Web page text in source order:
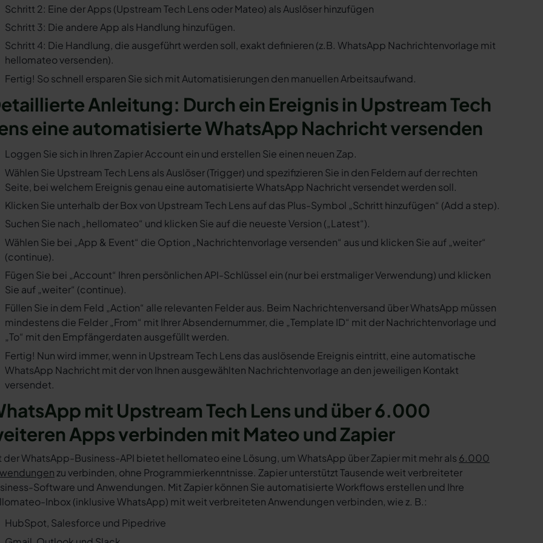
Schritt 2: Eine der Apps (Upstream Tech Lens oder Mateo) als Auslöser hinzufügen
Schritt 3: Die andere App als Handlung hinzufügen.
Schritt 4: Die Handlung, die ausgeführt werden soll, exakt definieren (z.B. WhatsApp Nachrichtenvorlage mit
hellomateo versenden).
Fertig! So schnell ersparen Sie sich mit Automatisierungen den manuellen Arbeitsaufwand.
Anleitung: Durch ein Ereignis in Upstream Tech
eine automatisierte WhatsApp Nachricht versenden
Loggen Sie sich in Ihren Zapier Account ein und erstellen Sie einen neuen Zap.
Wählen Sie Upstream Tech Lens als Auslöser (Trigger) und spezifizieren Sie in den Feldern auf der rechten
Seite, bei welchem Ereignis genau eine automatisierte WhatsApp Nachricht versendet werden soll.
Klicken Sie unterhalb der Box von Upstream Tech Lens auf das Plus-Symbol „Schritt hinzufügen“ (Add a step).
Suchen Sie nach „hellomateo“ und klicken Sie auf die neueste Version („Latest“).
Wählen Sie bei „App & Event“ die Option „Nachrichtenvorlage versenden“ aus und klicken Sie auf „weiter“
(continue).
Fügen Sie bei „Account“ Ihren persönlichen API-Schlüssel ein (nur bei erstmaliger Verwendung) und klicken
Sie auf „weiter“ (continue).
Füllen Sie in dem Feld „Action“ alle relevanten Felder aus. Beim Nachrichtenversand über WhatsApp müssen
mindestens die Felder „From“ mit Ihrer Absendernummer, die „Template ID“ mit der Nachrichtenvorlage und
„To“ mit den Empfängerdaten ausgefüllt werden.
Fertig! Nun wird immer, wenn in Upstream Tech Lens das auslösende Ereignis eintritt, eine automatische
WhatsApp Nachricht mit der von Ihnen ausgewählten Nachrichtenvorlage an den jeweiligen Kontakt
versendet.
mit Upstream Tech Lens und über 6.000
Apps verbinden mit Mateo und Zapier
der WhatsApp-Business-API bietet hellomateo eine Lösung, um WhatsApp über Zapier mit mehr als 6.000
zu verbinden, ohne Programmierkenntnisse. Zapier unterstützt Tausende weit verbreiteter
Software und Anwendungen. Mit Zapier können Sie automatisierte Workflows erstellen und Ihre
Inbox (inklusive WhatsApp) mit weit verbreiteten Anwendungen verbinden, wie z. B.:
HubSpot, Salesforce und Pipedrive